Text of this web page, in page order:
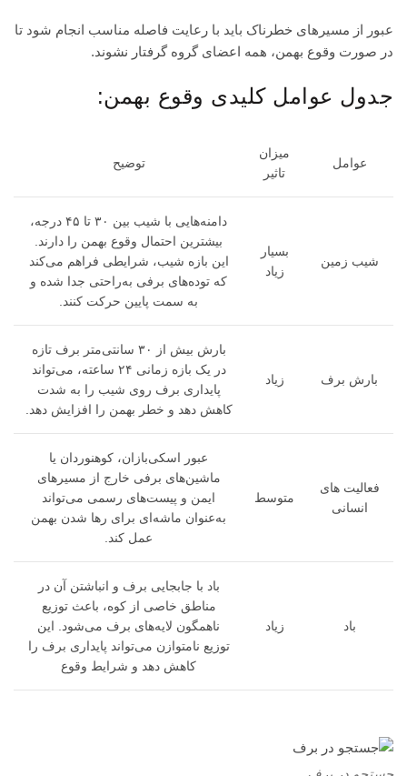
عبور از مسیرهای خطرناک باید با رعایت فاصله مناسب انجام شود تا
در صورت وقوع بهمن، همه اعضای گروه گرفتار نشوند.
جدول عوامل کلیدی وقوع بهمن:
عوامل
میزان
تاثیر
توضیح
شیب زمین
بسیار
زیاد
دامنه‌هایی با شیب بین ۳۰ تا ۴۵ درجه،
بیشترین احتمال وقوع بهمن را دارند.
این بازه شیب، شرایطی فراهم می‌کند
که توده‌های برفی به‌راحتی جدا شده و
به سمت پایین حرکت کنند.
بارش برف زیاد
بارش بیش از ۳۰ سانتی‌متر برف تازه
در یک بازه زمانی ۲۴ ساعته، می‌تواند
پایداری برف روی شیب را به شدت
کاهش دهد و خطر بهمن را افزایش دهد.
فعالیت های
انسانی
متوسط
عبور اسکی‌بازان، کوهنوردان یا
ماشین‌های برفی خارج از مسیرهای
ایمن و پیست‌های رسمی می‌تواند
به‌عنوان ماشه‌ای برای رها شدن بهمن
عمل کند.
باد زیاد
باد با جابجایی برف و انباشتن آن در
مناطق خاصی از کوه، باعث توزیع
ناهمگون لایه‌های برف می‌شود. این
توزیع نامتوازن می‌تواند پایداری برف را
کاهش دهد و شرایط وقوع